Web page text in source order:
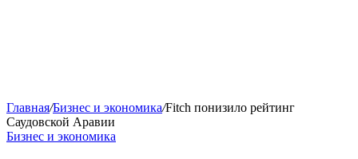
Главная/Бизнес и экономика/Fitch понизило рейтинг
Саудовской Аравии
Бизнес и экономика